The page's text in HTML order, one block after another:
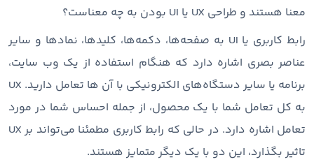
معنا هستند و طراحی UX یا UI بودن به چه معناست؟
رابط کاربری یا UI به صفحه‌ها، دکمه‌ها، کلیدها، نمادها و سایر
عناصر بصری اشاره دارد که هنگام استفاده از یک وب ‌سایت،
برنامه یا سایر دستگاه‌های الکترونیکی با آن ها تعامل دارید. UX
به کل تعامل شما با یک محصول، از جمله احساس شما در مورد
تعامل اشاره دارد. در حالی که رابط کاربری مطمئنا می‌تواند بر UX
تاثیر بگذارد، این دو با یک دیگر متمایز هستند.